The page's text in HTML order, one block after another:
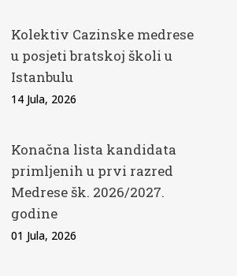
Kolektiv Cazinske medrese
u posjeti bratskoj školi u
Istanbulu
14 Jula, 2026
Konačna lista kandidata
primljenih u prvi razred
Medrese šk. 2026/2027.
godine
01 Jula, 2026